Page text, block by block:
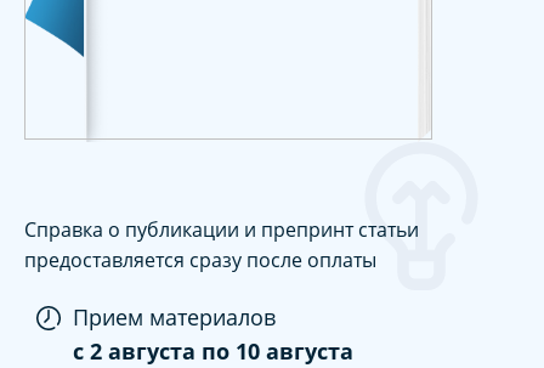
Справка о публикации и препринт статьи
предоставляется сразу после оплаты
Прием материалов
c 2 августа по 10 августа